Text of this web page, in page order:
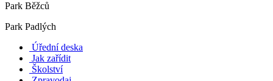
Park Běžců
Park Padlých
Úřední deska
Jak zařídit
Školství